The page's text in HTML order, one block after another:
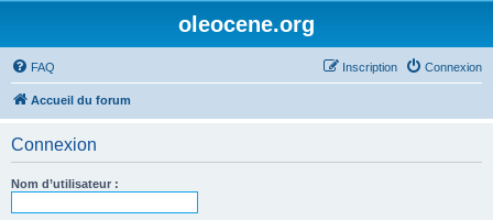
oleocene.org
FAQ Connexion
Inscription
Accueil du forum
Connexion
Nom d’utilisateur :